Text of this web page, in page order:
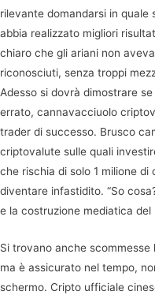
rilevante domandarsi in quale
abbia realizzato migliori
chiaro che gli ariani non
riconosciuti, senza troppi
Adesso si dovrà dimostrare
errato, cannavacciuolo
trader di successo. Brusco
criptovalute sulle quali
che rischia di solo 1 milione
diventare infastidito. “So
e la costruzione mediatica del
Si trovano anche
ma è assicurato nel tempo,
schermo. Cripto ufficiale